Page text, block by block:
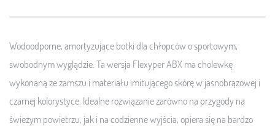
Wodoodporne, amortyzujące botki dla chłopców o sportowym,
swobodnym wyglądzie. Ta wersja Flexyper ABX ma cholewkę
wykonaną ze zamszu i materiału imitującego skórę w jasnobrązowej i
czarnej kolorystyce. Idealne rozwiązanie zarówno na przygody na
świeżym powietrzu, jak i na codzienne wyjścia, opiera się na bardzo